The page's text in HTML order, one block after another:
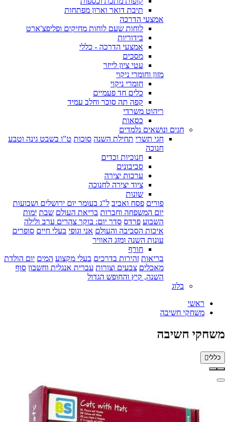
תיבת דואר וארון מפתחות
אמצעי הדרכה
לוחות שעם לוחות מחיקים ופליפצ'ארט
בידוריות
אמצעי הדרכה - כללי
מסכים
עטי ציון לייזר
מזון וחומרי ניקוי
חומרי ניקוי
כלים חד פעמיים
קפה תה סוכר וחלב עמיד
ריהוט משרדי
כסאות
חגים ונושאים נלמדים
חגי תשרי תחילת השנה סוכות ט"ו בשבט גינה וטבע
חנוכה
חנוכיות וכדים
סביבונים
ערכות יצירה
ציוד יצירה לחנוכה
שונות
פורים פסח ואביב ל"ג בעומר יום ירושלים ושבועות
יום המשפחה וחברות בריאת העולם שבת ימות
השבוע פרדס סדר יום: בוקר צהרים ערב ולילה
איכות הסביבה והעולם אני וגופי בעלי חיים סופרים
עונות השנה ומזג האוויר
חורף
בריאות זהירות בדרכים בעלי מקצוע המים יום הולדת
מאכלים צבעים וצורות עברית אנגלית וחשבון סוף
השנה, קיץ והחופש הגדול
בלוג
ראשי
משחקי חשיבה
משחקי חשיבה
כללי